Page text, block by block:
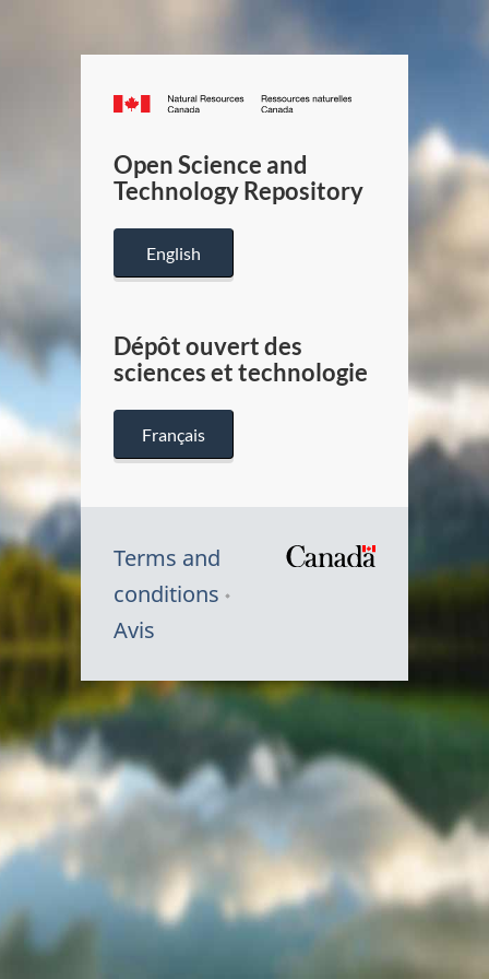
Canada.ca
/
Canada
Open Science and
Technology Repository
English
Dépôt ouvert des
sciences et technologie
Français
Terms and
conditions
Avis
Symbole
du